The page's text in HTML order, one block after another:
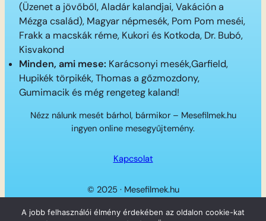
(Üzenet a jövőből, Aladár kalandjai, Vakáción a
Mézga család), Magyar népmesék, Pom Pom meséi,
Frakk a macskák réme, Kukori és Kotkoda, Dr. Bubó,
Kisvakond
Minden, ami mese: Karácsonyi mesék,Garfield,
Hupikék törpikék, Thomas a gőzmozdony,
Gumimacik és még rengeteg kaland!
Nézz nálunk mesét bárhol, bármikor – Mesefilmek.hu
ingyen online mesegyűjtemény.
Kapcsolat
© 2025 · Mesefilmek.hu
Twitter
Instagram
LinkedIn
Facebook
A jobb felhasználói élmény érdekében az oldalon cookie-kat